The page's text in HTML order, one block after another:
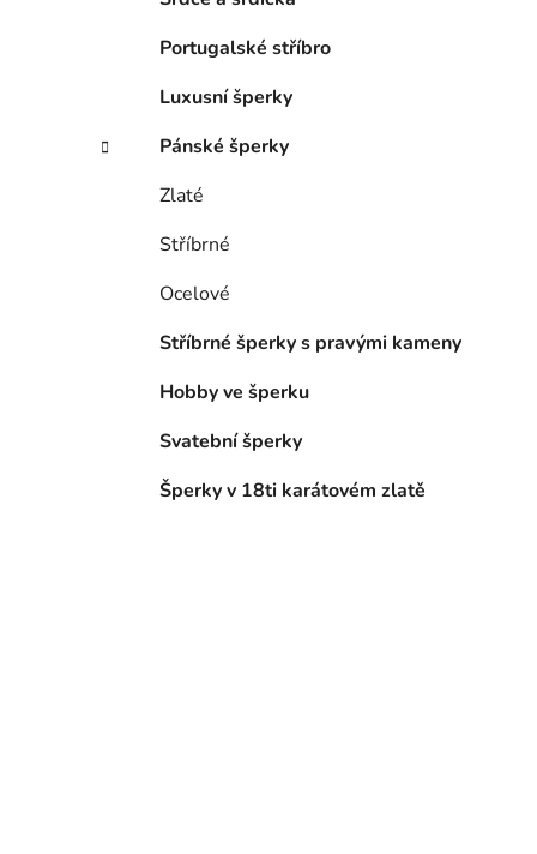
Portugalské stříbro
Luxusní šperky
Pánské šperky
Zlaté
Stříbrné
Ocelové
Stříbrné šperky s pravými kameny
Hobby ve šperku
Svatební šperky
Šperky v 18ti karátovém zlatě